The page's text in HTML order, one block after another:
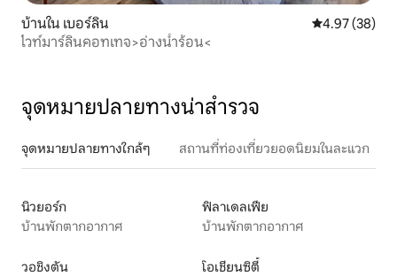
บ้านใน เบอร์ลิน คะแนนเฉลี่ย
4.97 (38)
ไวท์มาร์ลินคอทเทจ>อ่างน้ำร้อน<
จุดหมายปลายทางน่าสำรวจ
จุดหมายปลายทางใกล้ๆ สถานที่ท่องเที่ยวยอดนิยมในละแวก
นิวยอร์ก
บ้านพักตากอากาศ
ฟิลาเดลเฟีย
บ้านพักตากอากาศ
วอชิงตัน
โอเชียนซิตี้